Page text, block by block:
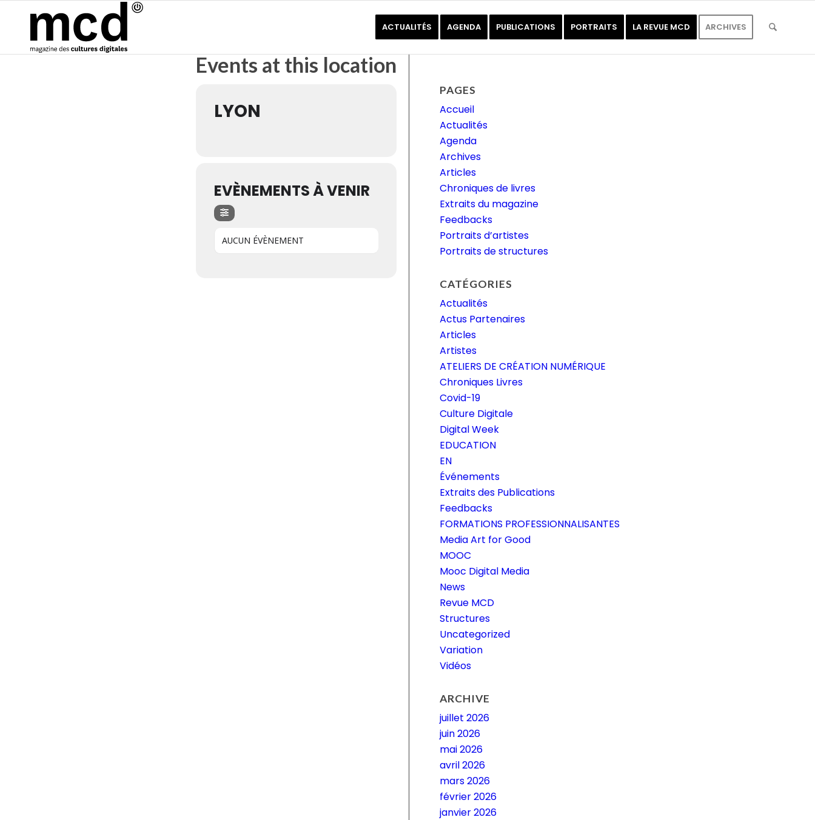
ACTUALITÉS AGENDA PUBLICATIONS PORTRAITS LA REVUE MCD ARCHIVES
Events at this location
LYON
EVÈNEMENTS À VENIR
AUCUN ÉVÈNEMENT
PAGES
Accueil
Actualités
Agenda
Archives
Articles
Chroniques de livres
Extraits du magazine
Feedbacks
Portraits d’artistes
Portraits de structures
CATÉGORIES
Actualités
Actus Partenaires
Articles
Artistes
ATELIERS DE CRÉATION NUMÉRIQUE
Chroniques Livres
Covid-19
Culture Digitale
Digital Week
EDUCATION
EN
Événements
Extraits des Publications
Feedbacks
FORMATIONS PROFESSIONNALISANTES
Media Art for Good
MOOC
Mooc Digital Media
News
Revue MCD
Structures
Uncategorized
Variation
Vidéos
ARCHIVE
juillet 2026
juin 2026
mai 2026
avril 2026
mars 2026
février 2026
janvier 2026